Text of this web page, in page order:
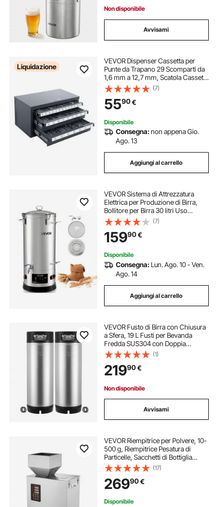
Non disponibile
Avvisami
Liquidazione
VEVOR Dispenser Cassetta per
Punte da Trapano 29 Scomparti da
1,6 mm a 12,7 mm, Scatola Cassetti
per Punte da Trapano 3 Cassetti per
Trapano 375 x 200 x 200 mm
Impilabile Conservazione da
Officina Garage
(7)
5590€
Disponibile
Consegna:non appena Gio.
Ago. 13
Aggiungi al carrello
VEVOR Sistema di Attrezzatura
Elettrica per Produzione di Birra,
Bollitore per Birra 30 litri Uso
Domestico, Cuocitore di Mosto con
Canna Interna Maniglia Rubinetto,
Kit Utensili per Homebrewing
(7)
15990€
Disponibile
Consegna: Lun. Ago. 10 - Ven.
Ago. 14
Aggiungi al carrello
VEVOR Fusto di Birra con Chiusura
a Sfera, 19 L Fusti per Bevanda
Fredda SUS304 con Doppia
Maniglia in Gomma e Fondo in
Gomma, Attrezzatura per la
Produzione di Birra Fatta in Casa, 2
Pezzi
(1)
21990€
Non disponibile
Avvisami
VEVOR Riempitrice per Polvere, 10-
500 g, Riempitrice Pesatura di
Particelle, Sacchetti di Bottiglia
Riempitrice di Polvere Dispenser di
Particelle per Semi di Tè Grani
Polvere Farina Chicchi Glitter
(17)
26990€
Disponibile